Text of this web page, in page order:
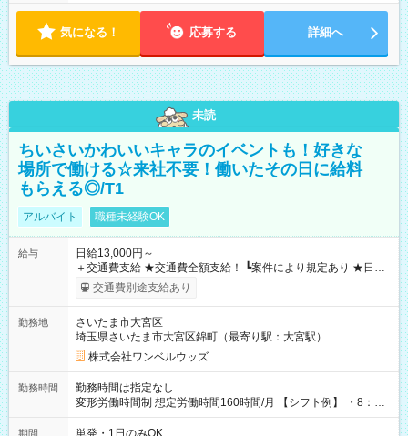
気になる！ 応募する 詳細へ
未読
ちいさいかわいいキャラのイベントも！好きな
場所で働ける☆来社不要！働いたその日に給料
もらえる◎/T1
アルバイト 職種未経験OK
給与
日給13,000円～
＋交通費支給 ★交通費全額支給！ ┗案件により規定あり ★日払
いOK！（規定あり） ┗働いたその日に現金GET♪ お仕事後はコ
ンビニATMから 日払い分を引き落とせます！ 【試用期間】試
交通費別途支給あり
勤務地
さいたま市大宮区
埼玉県さいたま市大宮区錦町（最寄り駅：大宮駅）
株式会社ワンベルウッズ
勤務時間
勤務時間は指定なし
変形労働時間制 想定労働時間160時間/月 【シフト例】 ・8：00
～21：00
期間 単発・1日のみOK